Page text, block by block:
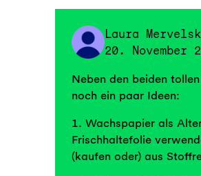
Laura
20. November
Neben den beiden
noch ein paar Ideen:
1. Wachspapier als
Frischhaltefolie
(kaufen oder) aus